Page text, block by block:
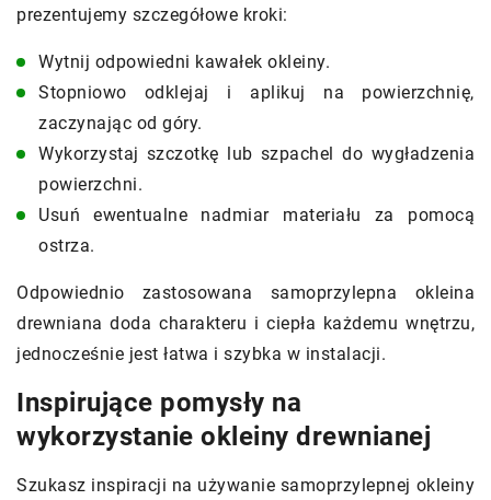
prezentujemy szczegółowe kroki:
Wytnij odpowiedni kawałek okleiny.
Stopniowo odklejaj i aplikuj na powierzchnię,
zaczynając od góry.
Wykorzystaj szczotkę lub szpachel do wygładzenia
powierzchni.
Usuń ewentualne nadmiar materiału za pomocą
ostrza.
Odpowiednio zastosowana samoprzylepna okleina
drewniana doda charakteru i ciepła każdemu wnętrzu,
jednocześnie jest łatwa i szybka w instalacji.
Inspirujące pomysły na
wykorzystanie okleiny drewnianej
Szukasz inspiracji na używanie samoprzylepnej okleiny